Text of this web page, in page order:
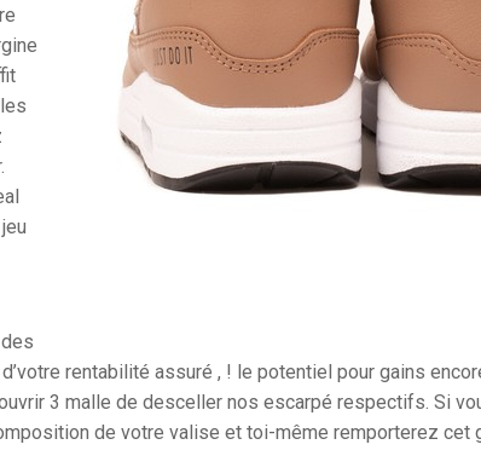
rentabilité assuré , ! le potentiel pour gains
3 malle de desceller nos escarpé respectifs. Si
de votre valise et toi-même remporterez cet